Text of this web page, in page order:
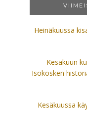
Heinäkuussa
Kesäkuun
Isokosken
Kesäkuussa